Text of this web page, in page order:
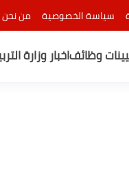
سياسة الخصوصية من نحن
وظائفاخبار وزارة